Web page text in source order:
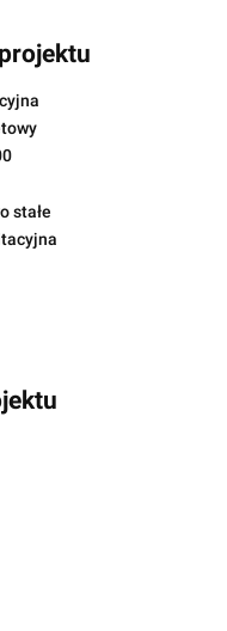
stałe